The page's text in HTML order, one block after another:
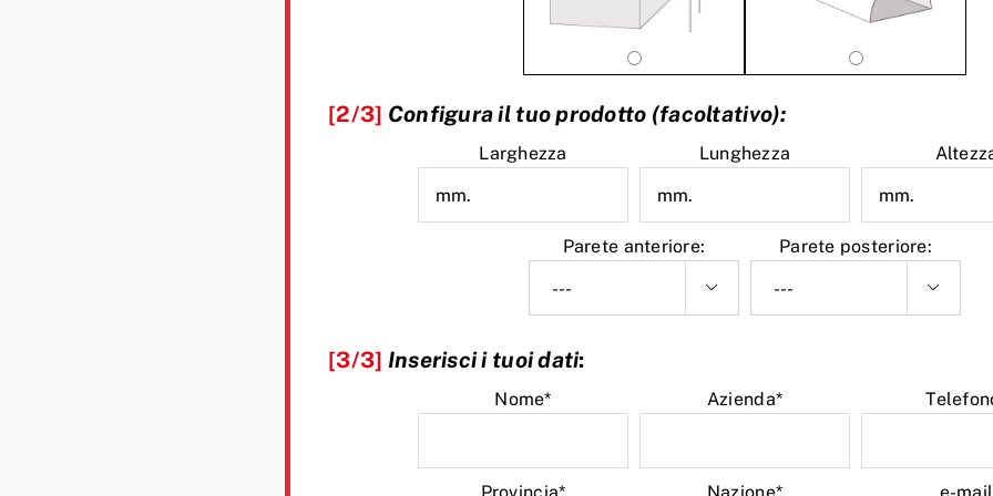
[2/3] Configura il tuo prodotto (facoltativo):
Larghezza Lunghezza
Parete anteriore:

Parete posteriore:

[3/3] Inserisci i tuoi dati:
Nome* Azienda*